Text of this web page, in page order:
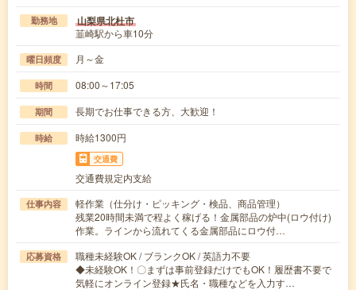
勤務地 山梨県北杜市
韮崎駅から車10分
曜日頻度 月～金
時間 08:00～17:05
期間 長期でお仕事できる方、大歓迎！
時給 時給1300円
交通費
交通費規定内支給
仕事内容
軽作業（仕分け・ピッキング・検品、商品管理）
残業20時間未満で程よく稼げる！金属部品の炉中(ロウ付け)
作業。ラインから流れてくる金属部品にロウ付…
応募資格
職種未経験OK / ブランクOK / 英語力不要
◆未経験OK！〇まずは事前登録だけでもOK！履歴書不要で
気軽にオンライン登録★氏名・職種などを入力す…